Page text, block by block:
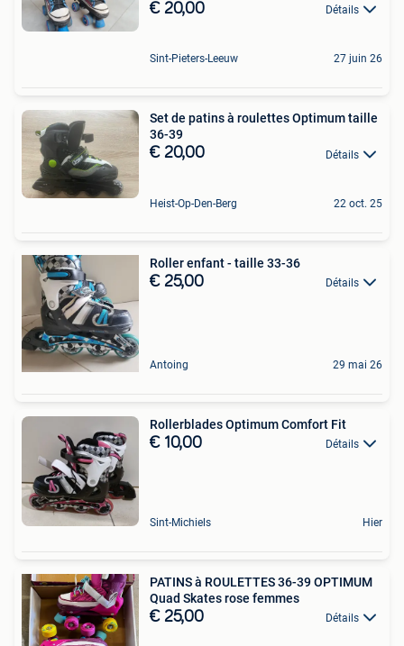
€ 20,00 Détails
Sint-Pieters-Leeuw 27 juin 26
Set de patins à roulettes Optimum taille
36-39
€ 20,00 Détails
Heist-Op-Den-Berg 22 oct. 25
Roller enfant - taille 33-36
€ 25,00 Détails
Antoing 29 mai 26
Rollerblades Optimum Comfort Fit
€ 10,00 Détails
Sint-Michiels Hier
PATINS à ROULETTES 36-39 OPTIMUM
Quad Skates rose femmes
€ 25,00 Détails